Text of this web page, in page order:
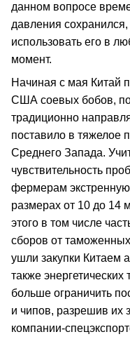
данном вопросе
давления
использовать его в
момент.
Начиная с мая Китай
США соевых бобов,
традиционно
поставило в тяжелое
Среднего Запада.
чувствительность
фермерам
размерах от 10 до 14
этого в том числе
сборов от
ушли закупки Китаем
также
больше ограничить
и чипов, разрешив их
компании-